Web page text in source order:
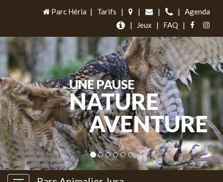
Parc Héria | Tarifs | | | |
Agenda
|
Jeux | FAQ |
UNE PAUSE
NATURE
&AVENTURE